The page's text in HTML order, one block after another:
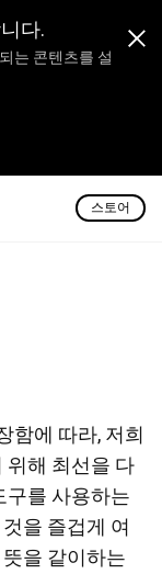
다.
는 콘텐츠를 설
스토어
함에 따라, 저희
위해 최선을 다
구를 사용하는
을 즐겁게 여
을 같이하는